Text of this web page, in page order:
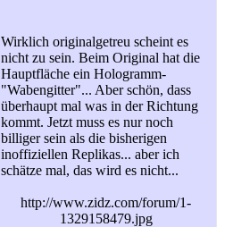
Wirklich originalgetreu scheint es
nicht zu sein. Beim Original hat die
Hauptfläche ein Hologramm-
"Wabengitter"... Aber schön, dass
überhaupt mal was in der Richtung
kommt. Jetzt muss es nur noch
billiger sein als die bisherigen
inoffiziellen Replikas... aber ich
schätze mal, das wird es nicht...
http://www.zidz.com/forum/1-
1329158479.jpg